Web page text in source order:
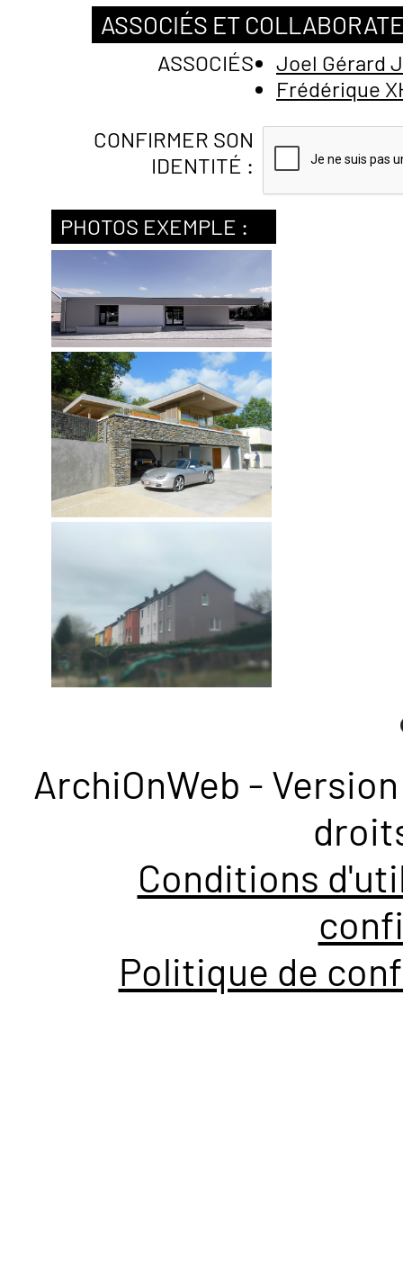
ASSOCIÉS ET
ASSOCIÉS
Joel Gérard
Frédérique
CONFIRMER SON
IDENTITÉ :
PHOTOS EXEMPLE :
ArchiOnWeb -
Conditions
Politique de